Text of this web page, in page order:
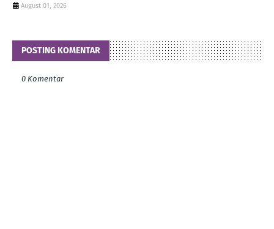
August 01, 2026
POSTING KOMENTAR
0 Komentar